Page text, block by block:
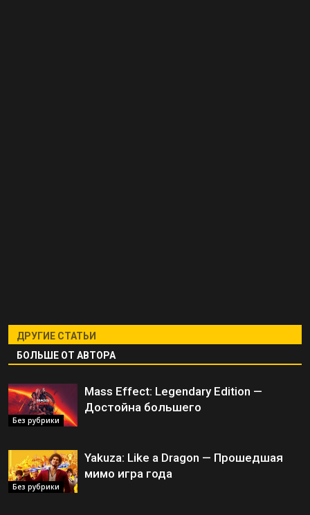
ДРУГИЕ СТАТЬИ
БОЛЬШЕ ОТ АВТОРА
Без рубрики
Mass Effect: Legendary Edition —
Достойна большего
Без рубрики
Yakuza: Like a Dragon — Прошедшая
мимо игра года